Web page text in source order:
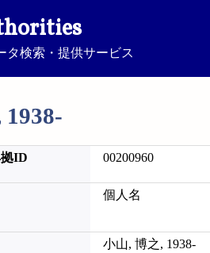
タ検索・提供サービス
ID 00200960
個人名
小山, 博之, 1938-